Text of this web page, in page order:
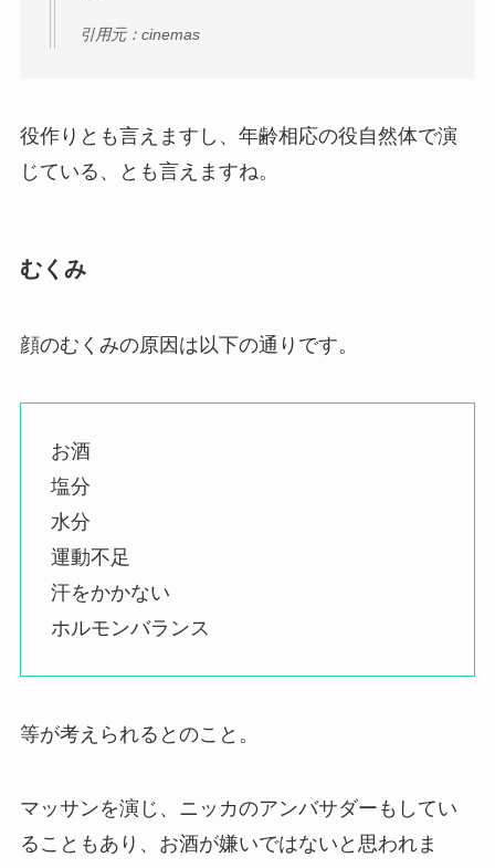
引用元：cinemas
役作りとも言えますし、年齢相応の役自然体で演
じている、とも言えますね。
むくみ
顔のむくみの原因は以下の通りです。
お酒
塩分
水分
運動不足
汗をかかない
ホルモンバランス
等が考えられるとのこと。
マッサンを演じ、ニッカのアンバサダーもしてい
ることもあり、お酒が嫌いではないと思われま